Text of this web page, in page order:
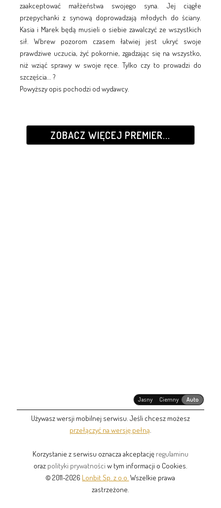
zaakceptować małżeństwa swojego syna. Jej ciągłe
przepychanki z synową doprowadzają młodych do ściany.
Kasia i Marek będą musieli o siebie zawalczyć ze wszystkich
sił. Wbrew pozorom czasem łatwiej jest ukryć swoje
prawdziwe uczucia, żyć pokornie, zgadzając się na wszystko,
niż wziąć sprawy w swoje ręce. Tylko czy to prowadzi do
szczęścia... ?
Powyższy opis pochodzi od wydawcy.
ZOBACZ WIĘCEJ PREMIER...
Jasny Ciemny Auto
Używasz wersji mobilnej serwisu. Jeśli chcesz możesz
przełączyć na wersję pełną
Korzystanie z serwisu oznacza akceptację regulaminu
oraz polityki prywatności w tym informacji o Cookies.
© 2011-2026 Lonbit Sp. z o.o. Wszelkie prawa
zastrzeżone.